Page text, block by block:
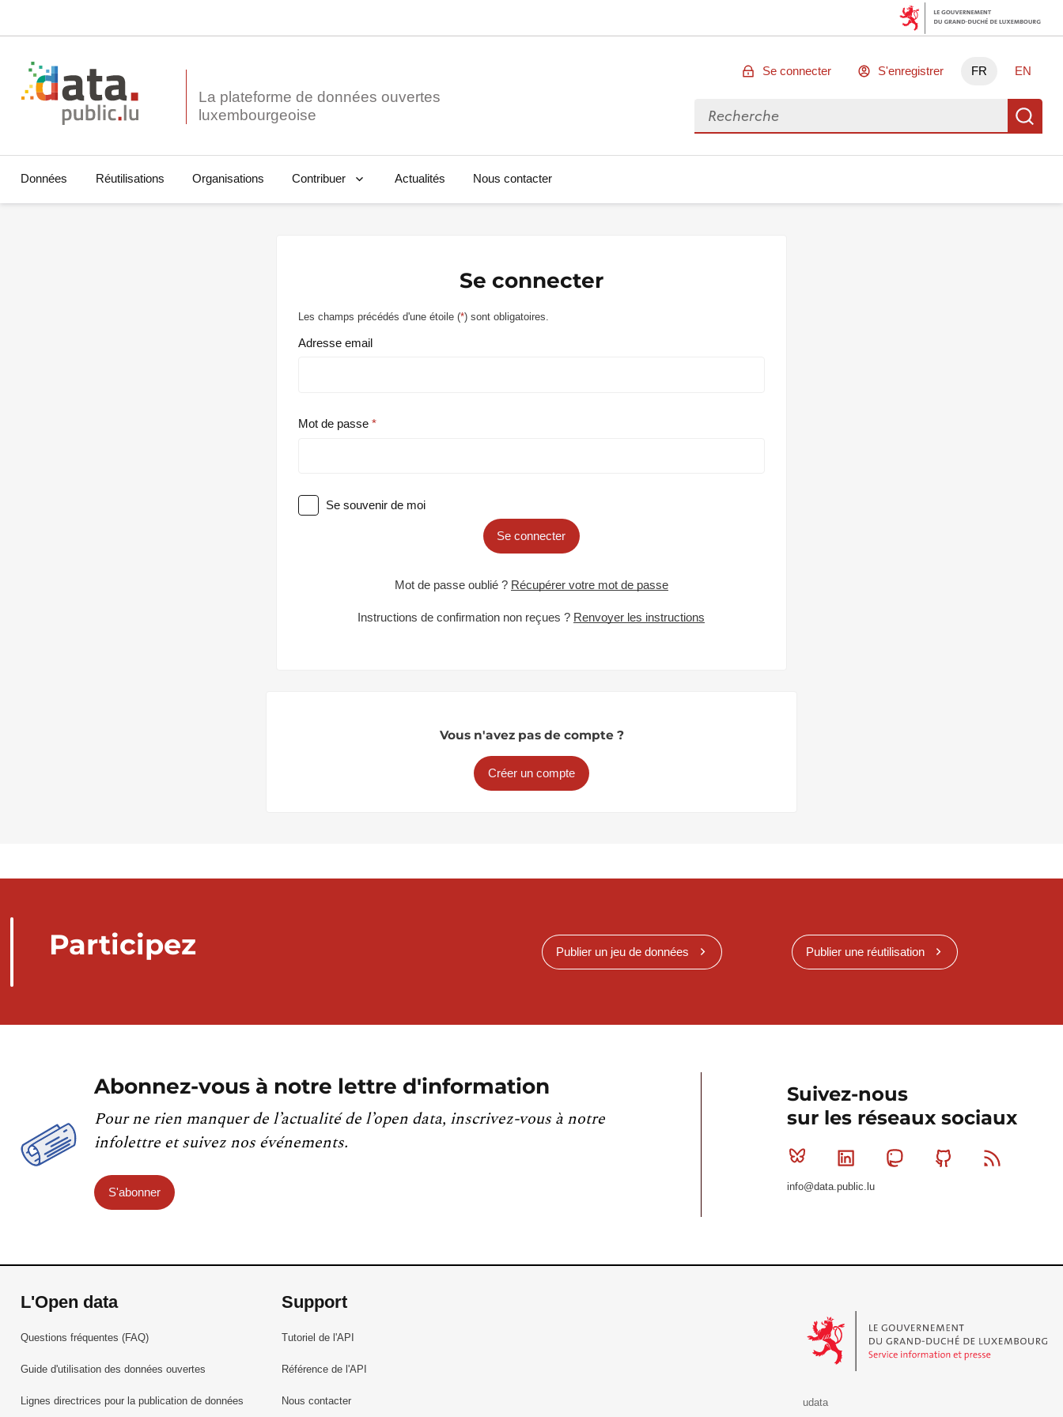
La plateforme de données ouvertes
Se connecter S'enregistrer FR EN
Rechercher des données
Données Réutilisations Organisations Contribuer Actualités Nous contacter
Se connecter
Les champs précédés d'une étoile (*) sont obligatoires.
Adresse email
Mot de passe
Se souvenir de moi
Se connecter
Mot de passe oublié ? Récupérer votre mot de passe
Instructions de confirmation non reçues ? Renvoyer les instructions
Vous n'avez pas de compte ?
Créer un compte
Participez Publier un jeu de données Publier une réutilisation
Abonnez-vous à notre lettre d'information
Pour ne rien manquer de l’actualité de l’open data, inscrivez-vous à notre
infolettre et suivez nos événements.
S'abonner
Suivez-nous
sur les réseaux sociaux
Bluesky Linkedin MastodonGithub
info@data.public.lu
L'Open data
Questions fréquentes (FAQ)
Guide d'utilisation des données ouvertes
Lignes directrices pour la publication de données
Support
Tutoriel de l'API
Référence de l'API
Nous contacter
udata